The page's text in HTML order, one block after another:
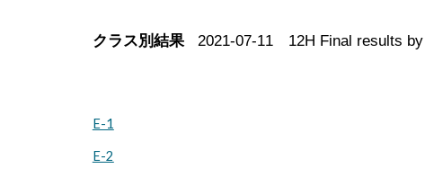
クラス別結果 2021-07-11 12H Final results
E-1
E-2